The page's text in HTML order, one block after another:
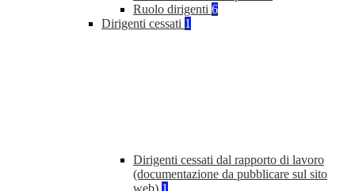
Ruolo dirigenti 6
Dirigenti cessati 1
Dirigenti cessati dal rapporto di lavoro
(documentazione da pubblicare sul sito